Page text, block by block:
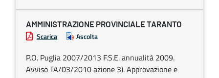
AMMINISTRAZIONE PROVINCIALE TARANTO
Scarica Ascolta
P.O. Puglia 2007/2013 F.S.E. annualità 2009.
Avviso TA/03/2010 azione 3). Approvazione e